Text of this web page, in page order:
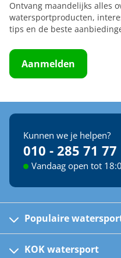
Ontvang maandelijks alles
watersportproducten,
tips en de beste
Aanmelden
Kunnen we je helpen?
010 - 285 71 77
Vandaag open tot
Populaire
Kinder reddingsvesten
KOK watersport